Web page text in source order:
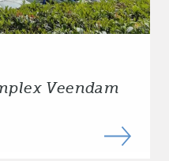
Veendam